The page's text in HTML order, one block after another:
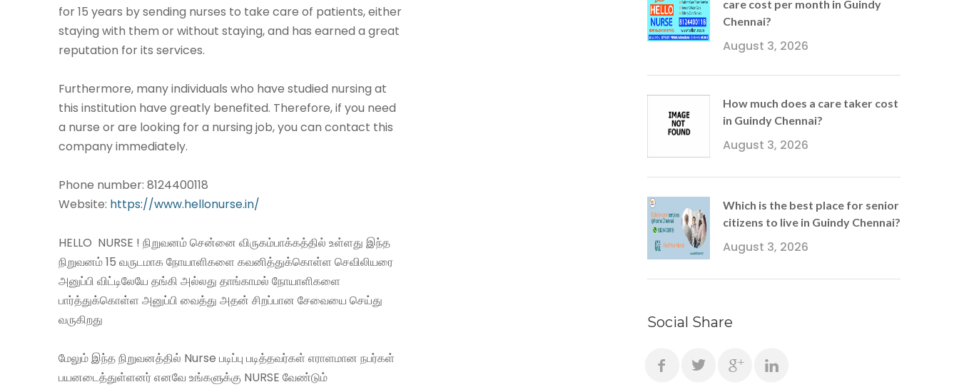
for 15 years by sending nurses to take care of patients, either
staying with them or without staying, and has earned a great
reputation for its services.
Furthermore, many individuals who have studied nursing at
this institution have greatly benefited. Therefore, if you need
a nurse or are looking for a nursing job, you can contact this
company immediately.
Phone number: 8124400118
Website: https://www.hellonurse.in/
HELLO NURSE ! நிறுவனம் சென்னை விருகம்பாக்கத்தில் உள்ளது இந்த
நிறுவனம் 15 வருடமாக நோயாளிகளை கவனித்துக்கொள்ள செவிலியரை
அனுப்பி விட்டிலேயே தங்கி அல்லது தாங்காமல் நோயாளிகளை
பார்த்துக்கொள்ள அனுப்பி வைத்து அதன் சிறப்பான சேவையை செய்து
வருகிறது
மேலும் இந்த நிறுவனத்தில் Nurse படிப்பு படித்தவர்கள் எராளமான நபர்கள்
பயனடைத்துள்ளனர் எனவே உங்களுக்கு NURSE வேண்டும்
care cost per month in Guindy
Chennai?
August 3, 2026
How much does a care taker cost
in Guindy Chennai?
August 3, 2026
Which is the best place for senior
citizens to live in Guindy Chennai?
August 3, 2026
Social Share